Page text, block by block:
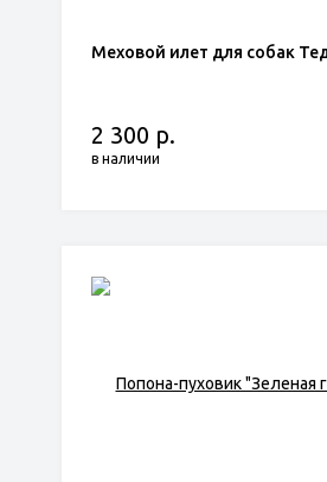
Меховой илет для собак
2 300 р.
в наличии